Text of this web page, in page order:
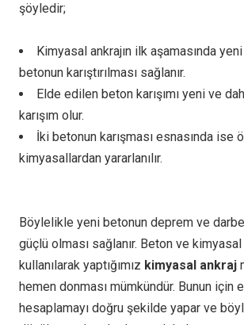
şöyledir;
Kimyasal ankrajın ilk aşamasında
betonun karıştırılması sağlanır.
Elde edilen beton karışımı yeni ve
karışım olur.
İki betonun karışması esnasında ise
kimyasallardan yararlanılır.
Böylelikle yeni betonun deprem ve
güçlü olması sağlanır. Beton ve
kullanılarak yaptığımız kimyasal ankraj
hemen donması mümkündür. Bunun için
hesaplamayı doğru şekilde yapar ve